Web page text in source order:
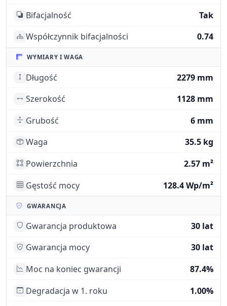
Bifacjalność
Tak
Współczynnik bifacjalności
0.74
WYMIARY I WAGA
Długość
2279 mm
Szerokość
1128 mm
Grubość
6 mm
Waga
35.5 kg
Powierzchnia
2.57 m²
Gęstość mocy
128.4 Wp/m²
GWARANCJA
Gwarancja produktowa
30 lat
Gwarancja mocy
30 lat
Moc na koniec gwarancji
87.4%
Degradacja w 1. roku
1.00%